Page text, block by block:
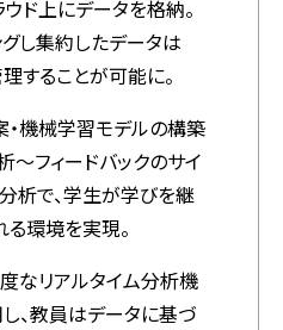
ド上にデータを格納。
し集約したデータは
することが可能に。
機械学習モデルの構築
〜フィードバックのサイ
析で、学生が学びを継
環境を実現。
なリアルタイム分析機
、教員はデータに基づ